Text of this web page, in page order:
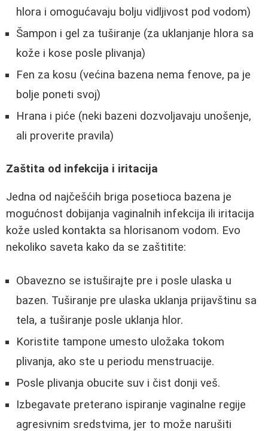
hlora i omogućavaju bolju vidljivost pod vodom)
Šampon i gel za tuširanje (za uklanjanje hlora sa
kože i kose posle plivanja)
Fen za kosu (većina bazena nema fenove, pa je
bolje poneti svoj)
Hrana i piće (neki bazeni dozvoljavaju unošenje,
ali proverite pravila)
Zaštita od infekcija i iritacija
Jedna od najčešćih briga posetioca bazena je
mogućnost dobijanja vaginalnih infekcija ili iritacija
kože usled kontakta sa hlorisanom vodom. Evo
nekoliko saveta kako da se zaštitite:
Obavezno se istuširajte pre i posle ulaska u
bazen. Tuširanje pre ulaska uklanja prijavštinu sa
tela, a tuširanje posle uklanja hlor.
Koristite tampone umesto uložaka tokom
plivanja, ako ste u periodu menstruacije.
Posle plivanja obucite suv i čist donji veš.
Izbegavate preterano ispiranje vaginalne regije
agresivnim sredstvima, jer to može narušiti